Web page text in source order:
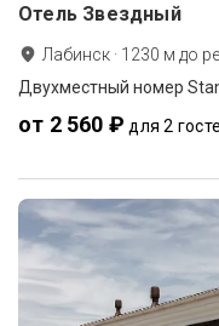
Отель Звездный
Лабинск · 1230 м до
Двухместный номер
от 2 560 ₽ для 2